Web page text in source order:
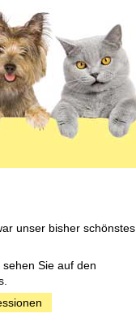
unser bisher schönstes
Sie auf den